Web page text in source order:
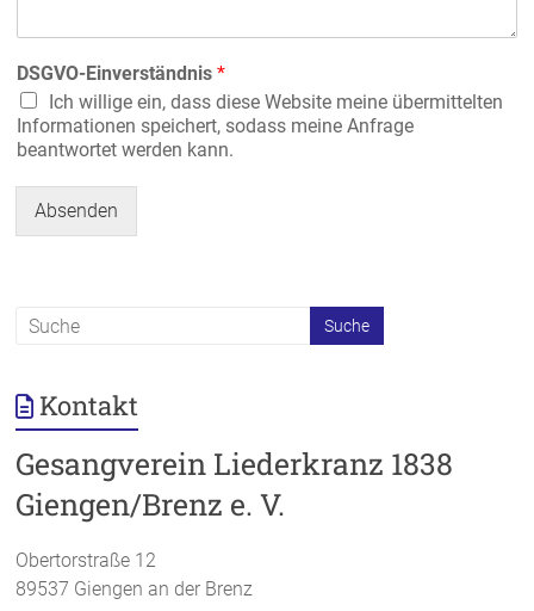
DSGVO-Einverständnis*
Ich willige ein, dass diese Website meine übermittelten
Informationen speichert, sodass meine Anfrage
beantwortet werden kann.
Absenden
Kontakt
Gesangverein Liederkranz 1838
Giengen/Brenz e. V.
Obertorstraße 12
89537 Giengen an der Brenz